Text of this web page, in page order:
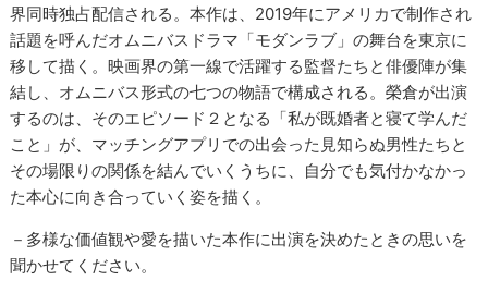
界同時独占配信される。本作は、2019年にアメリカで制作され
話題を呼んだオムニバスドラマ「モダンラブ」の舞台を東京に
移して描く。映画界の第一線で活躍する監督たちと俳優陣が集
結し、オムニバス形式の七つの物語で構成される。榮倉が出演
するのは、そのエピソード２となる「私が既婚者と寝て学んだ
こと」が、マッチングアプリでの出会った見知らぬ男性たちと
その場限りの関係を結んでいくうちに、自分でも気付かなかっ
た本心に向き合っていく姿を描く。
－多様な価値観や愛を描いた本作に出演を決めたときの思いを
聞かせてください。